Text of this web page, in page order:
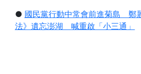
● 國民黨行動中常會前進菊島 鄭
法》遺忘澎湖 喊重啟「小三通」